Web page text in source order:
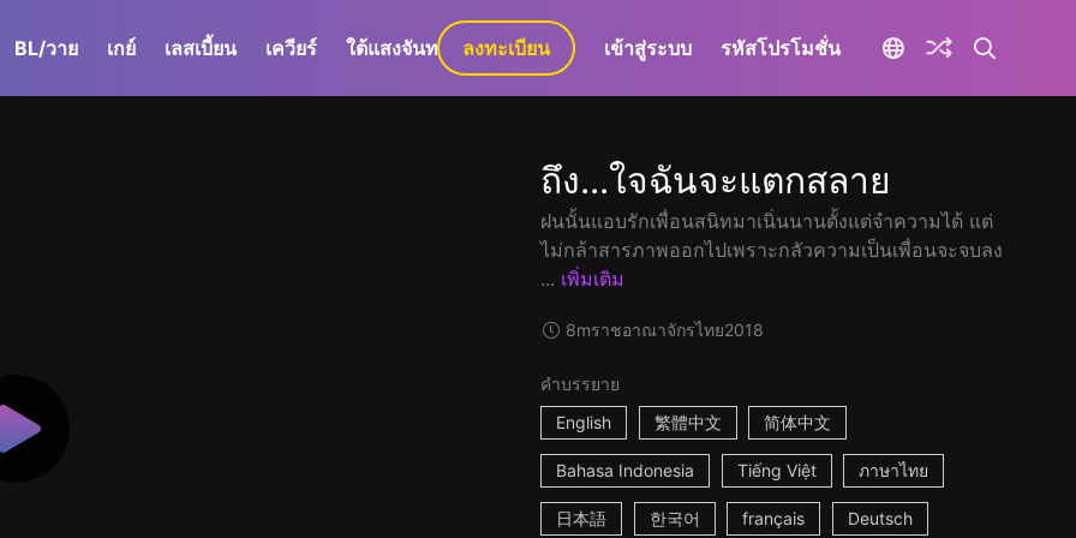
BL/วาย เกย์ เลสเบี้ยน เควียร์ ใต้แสงจันทร์ GaLa+
ลงทะเบียน เข้าสู่ระบบ รหัสโปรโมชั่น
ถึง...ใจฉันจะแตกสลาย
ฝนนั้นแอบรักเพื่อนสนิทมาเนิ่นนานตั้งแต่จำความได้ แต่
ไม่กล้าสารภาพออกไปเพราะกลัวความเป็นเพื่อนจะจบลง
... เพิ่มเติม
8mราชอาณาจักรไทย2018
คำบรรยาย
English
繁體中文 简体中文
Bahasa Indonesia Tiếng Việt ภาษาไทย
日本語 한국어 français Deutsch